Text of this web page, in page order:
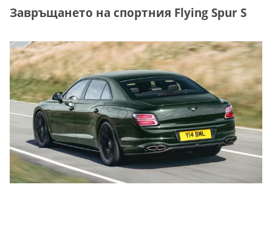
Завръщането на спортния Flying Spur S